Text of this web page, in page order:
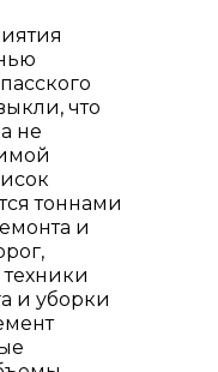
что
не
тоннами
и
и уборки